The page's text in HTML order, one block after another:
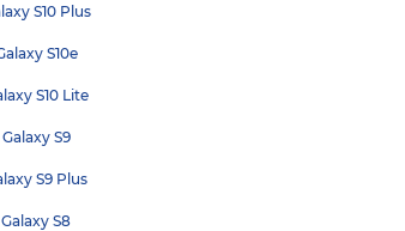
S10 Plus
S10e
S10 Lite
S9
S9 Plus
S8